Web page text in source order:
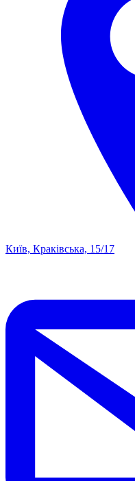
Київ, Краківська, 15/17